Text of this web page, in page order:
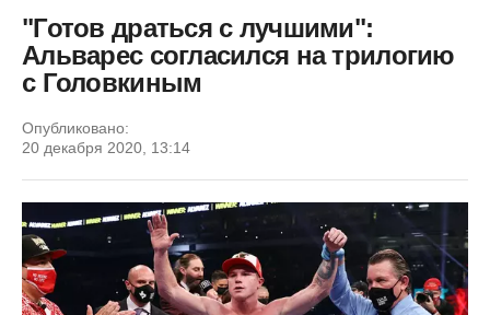
"Готов драться с лучшими":
Альварес согласился на трилогию
с Головкиным
Опубликовано:
20 декабря 2020, 13:14